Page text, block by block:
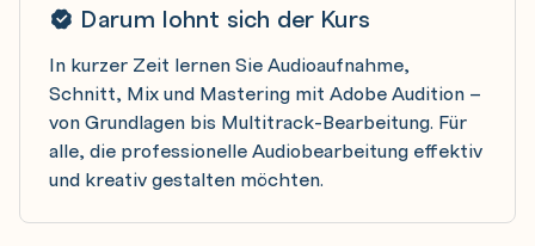
Darum lohnt sich der Kurs
In kurzer Zeit lernen Sie Audioaufnahme,
Schnitt, Mix und Mastering mit Adobe Audition –
von Grundlagen bis Multitrack-Bearbeitung. Für
alle, die professionelle Audiobearbeitung effektiv
und kreativ gestalten möchten.